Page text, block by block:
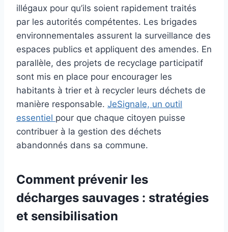
illégaux pour qu’ils soient rapidement traités
par les autorités compétentes. Les brigades
environnementales assurent la surveillance des
espaces publics et appliquent des amendes. En
parallèle, des projets de recyclage participatif
sont mis en place pour encourager les
habitants à trier et à recycler leurs déchets de
manière responsable. JeSignale, un outil
essentiel pour que chaque citoyen puisse
contribuer à la gestion des déchets
abandonnés dans sa commune.
Comment prévenir les
décharges sauvages : stratégies
et sensibilisation